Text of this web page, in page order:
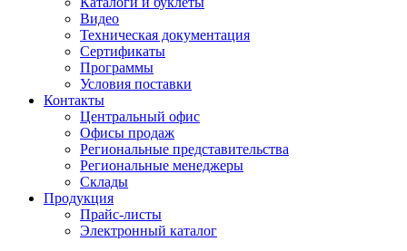
Видео
Техническая документация
Сертификаты
Программы
Условия поставки
Контакты
Центральный офис
Офисы продаж
Региональные представительства
Региональные менеджеры
Склады
Продукция
Прайс-листы
Электронный каталог